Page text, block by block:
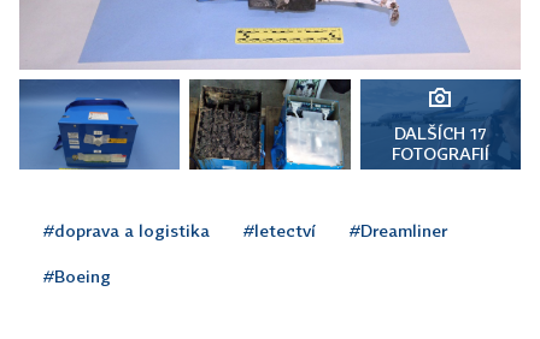
DALŠÍCH 17
FOTOGRAFIÍ
#doprava a logistika #letectví #Dreamliner
#Boeing